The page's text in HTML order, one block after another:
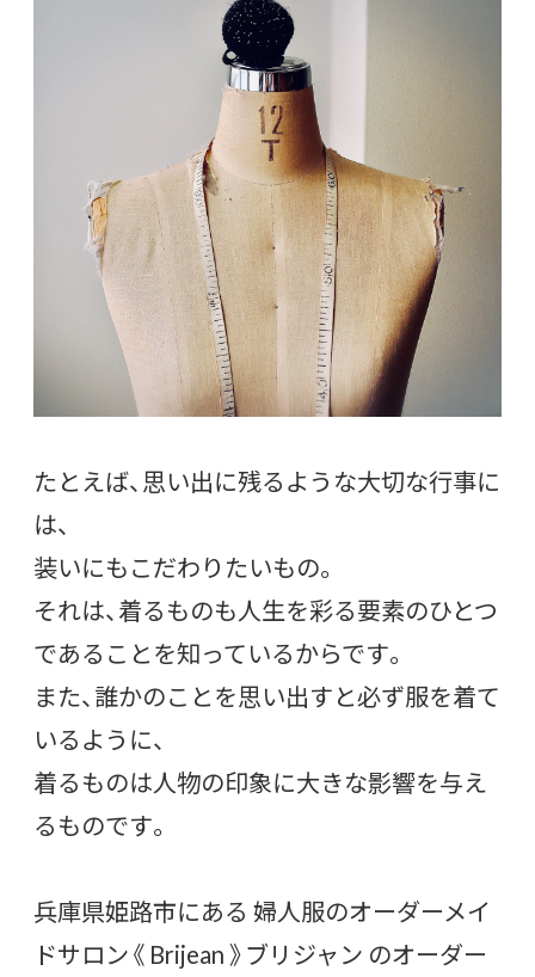
たとえば、思い出に残るような大切な行事に
は、
装いにもこだわりたいもの。
それは、着るものも人生を彩る要素のひとつ
であることを知っているからです。
また、誰かのことを思い出すと必ず服を着て
いるように、
着るものは人物の印象に大きな影響を与え
るものです。
兵庫県姫路市にある 婦人服のオーダーメイ
ドサロン《 Brijean 》ブリジャン のオーダー